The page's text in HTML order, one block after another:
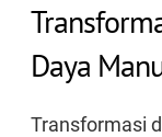
Daya
Transformasi